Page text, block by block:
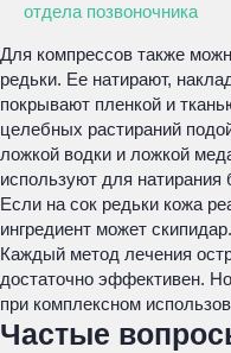
отдела позвоночника
Для компрессов также
редьки. Ее натирают,
покрывают пленкой и
целебных растираний
ложкой водки и ложкой
используют для
Если на сок редьки кожа
ингредиент может скипидар.
Каждый метод лечения
достаточно эффективен.
при комплексном
Частые